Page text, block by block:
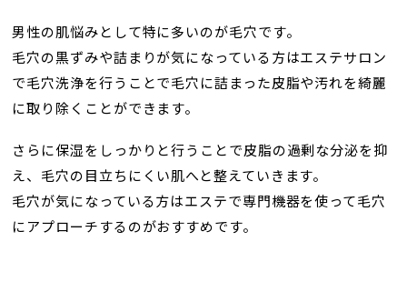
男性の肌悩みとして特に多いのが毛穴です。
毛穴の黒ずみや詰まりが気になっている方はエステサロン
で毛穴洗浄を行うことで毛穴に詰まった皮脂や汚れを綺麗
に取り除くことができます。
さらに保湿をしっかりと行うことで皮脂の過剰な分泌を抑
え、毛穴の目立ちにくい肌へと整えていきます。
毛穴が気になっている方はエステで専門機器を使って毛穴
にアプローチするのがおすすめです。